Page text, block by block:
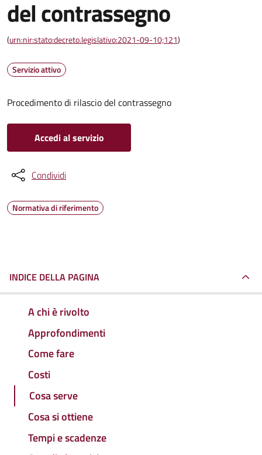
del contrassegno
(urn:nir:stato:decreto.legislativo:2021-09-10;121)
Servizio attivo
Procedimento di rilascio del contrassegno
Accedi al servizio
Condividi
Normativa di riferimento
INDICE DELLA PAGINA
A chi è rivolto
Approfondimenti
Come fare
Costi
Cosa serve
Cosa si ottiene
Tempi e scadenze